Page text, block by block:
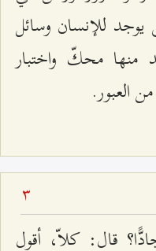
يوجد للإنسان وسائل
محكّ واختبار
العبور.
3
قال: كلاّ، أقول